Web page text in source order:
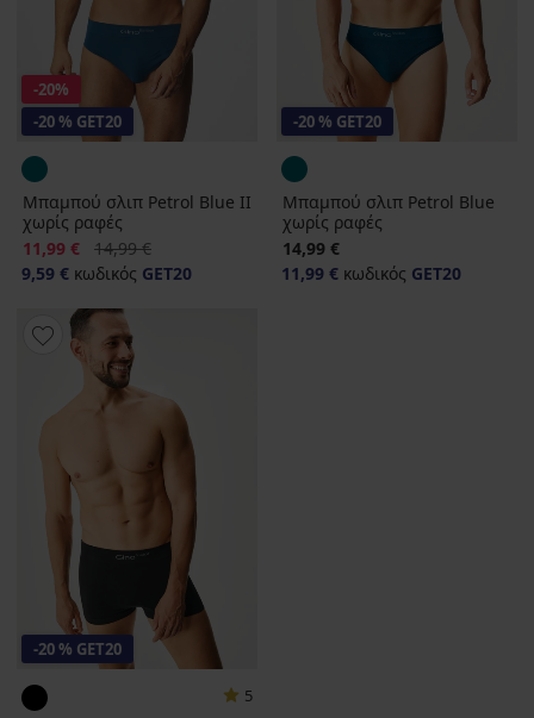
-20%
-20 % GET20
Μπαμπού σλιπ Petrol Blue II
χωρίς ραφές
Έκπτωση
11,99 € Αρχική τιμή
14,99 €
9,59 € κωδικός GET20
-20 % GET20
Μπαμπού σλιπ Petrol Blue
χωρίς ραφές
14,99 €
11,99 € κωδικός GET20
-20 % GET20
5